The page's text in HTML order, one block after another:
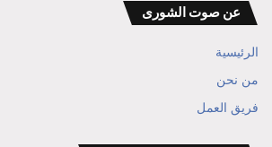
عن صوت الشورى
الرئيسية
من نحن
فريق العمل